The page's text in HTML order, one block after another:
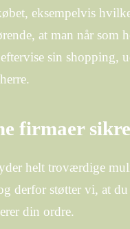
eksempelvis
at man når som
sin shopping,
firmaer
helt troværdige
derfor støtter vi, at
din ordre.